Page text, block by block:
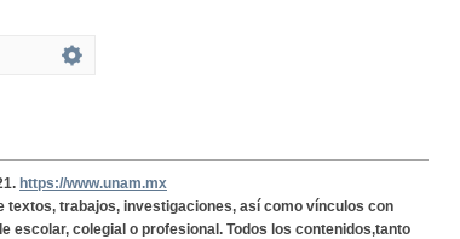
https://www.unam.mx
textos, trabajos, investigaciones, así como vínculos con
escolar, colegial o profesional. Todos los contenidos,tanto